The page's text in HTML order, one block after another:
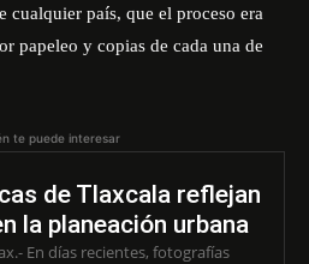
cualquier país, que el proceso era
papeleo y copias de cada una de
te puede interesar
de Tlaxcala reflejan
la planeación urbana
En días recientes, fotografías